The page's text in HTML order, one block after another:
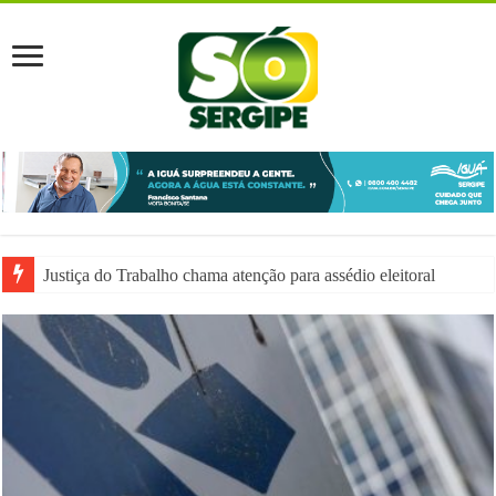
Justiça do Trabalho chama atenção para assédio eleitoral